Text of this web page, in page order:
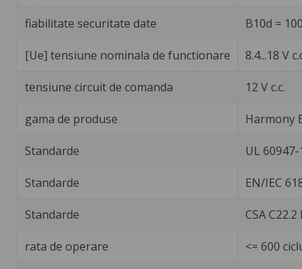
fiabilitate securitate date B10d =
[Ue] tensiune nominala de functionare 8.4...18 V
tensiune circuit de comanda 12 V c.c.
gama de produse Harmony
Standarde UL 60947-
Standarde EN/IEC
Standarde CSA
rata de operare <= 600